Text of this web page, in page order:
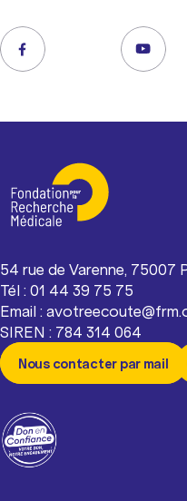
54 rue de Varenne, 75007
Tél : 01 44 39 75 75
Email :
SIREN : 784 314 064
Nous contacter par mail